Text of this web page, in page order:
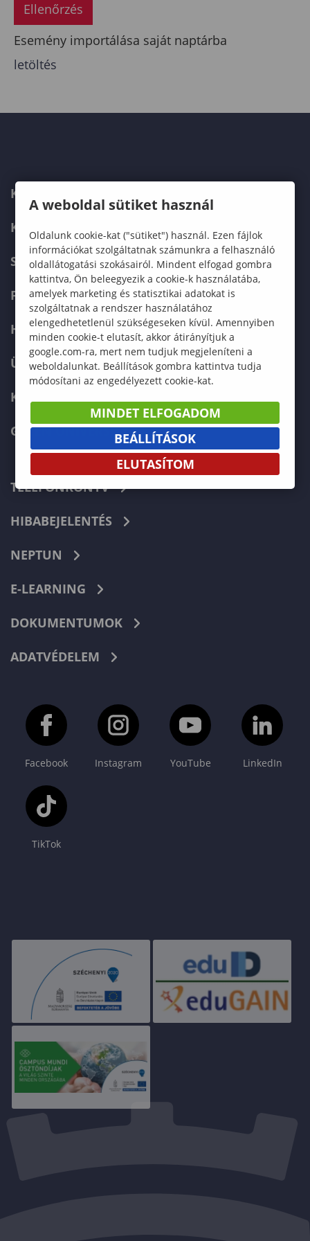
Ellenőrzés
Esemény importálása saját naptárba
letöltés
KAPCSOLAT
KÉPZÉSKERESŐ
SZERVEZETI FELÉPÍTÉS
FELVÉTELIZŐKNEK
HALLGATÓKNAK
ÜZLETI PARTNEREKNEK
KARRIER
GREEN UNIVERSITY
TELEFONKÖNYV
HIBABEJELENTÉS
NEPTUN
E-LEARNING
DOKUMENTUMOK
ADATVÉDELEM
Facebook Instagram YouTube LinkedIn
TikTok
A weboldal sütiket használ
Oldalunk cookie-kat ("sütiket") használ. Ezen fájlok
információkat szolgáltatnak számunkra a felhasználó
oldallátogatási szokásairól. Mindent elfogad gombra
kattintva, Ön beleegyezik a cookie-k használatába,
amelyek marketing és statisztikai adatokat is
szolgáltatnak a rendszer használatához
elengedhetetlenül szükségeseken kívül. Amennyiben
minden cookie-t elutasít, akkor átirányítjuk a
google.com-ra, mert nem tudjuk megjeleníteni a
weboldalunkat. Beállítások gombra kattintva tudja
módosítani az engedélyezett cookie-kat.
MINDET ELFOGADOM
BEÁLLÍTÁSOK
ELUTASÍTOM